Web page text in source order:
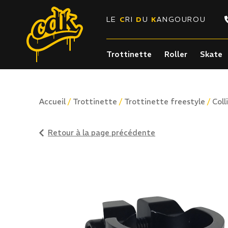
LE CRI DU KANGOUROU
Trottinette Roller Skate
Accueil / Trottinette / Trottinette freestyle /
Retour à la page précédente